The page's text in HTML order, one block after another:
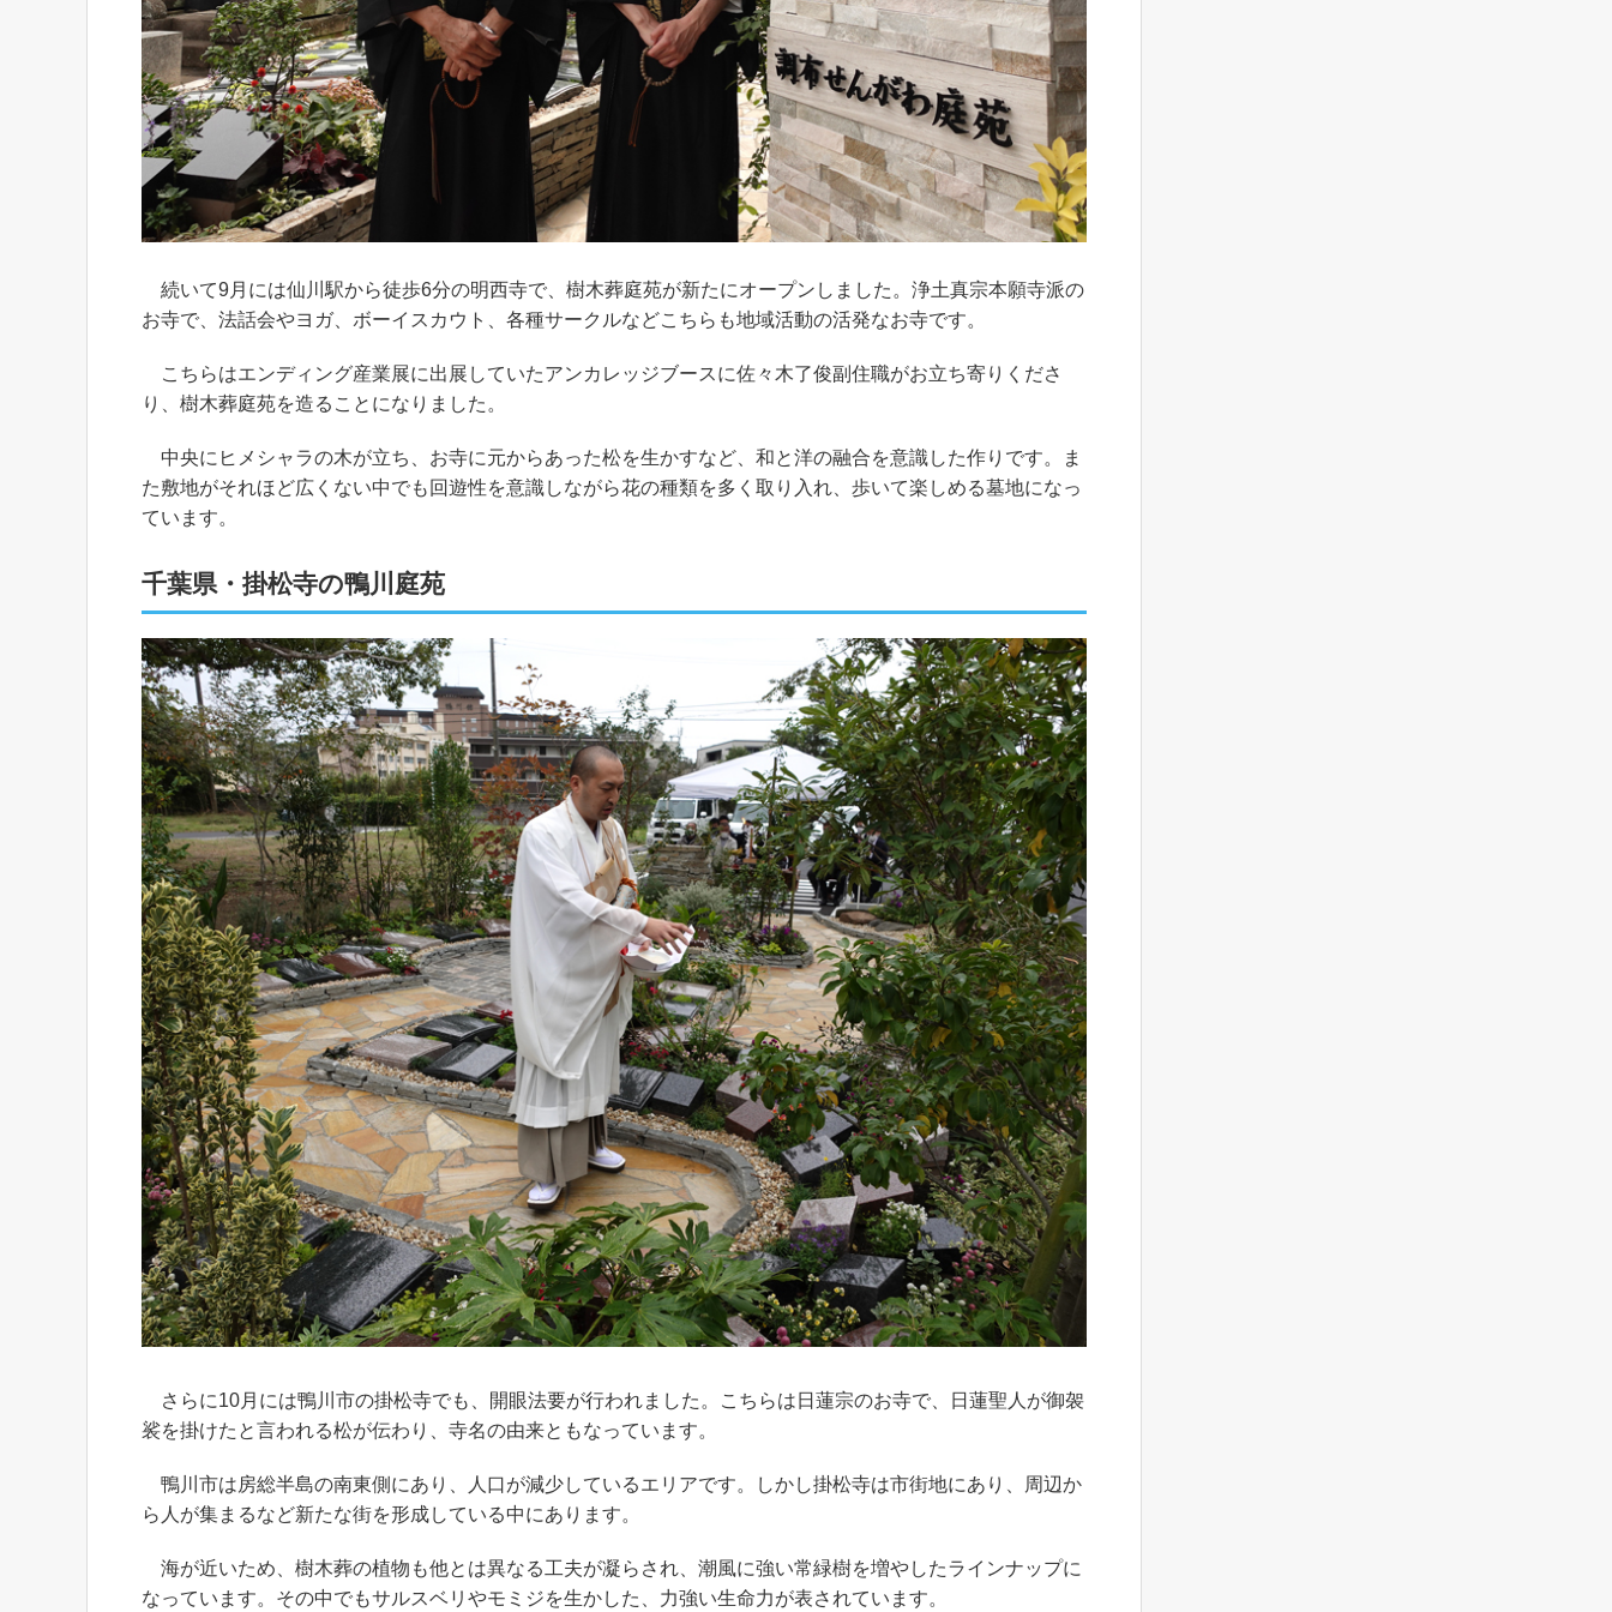
続いて9月には仙川駅から徒歩6分の明西寺で、樹木葬庭苑が新たにオープンしました。浄土真宗本願寺派の
お寺で、法話会やヨガ、ボーイスカウト、各種サークルなどこちらも地域活動の活発なお寺です。
こちらはエンディング産業展に出展していたアンカレッジブースに佐々木了俊副住職がお立ち寄りくださ
り、樹木葬庭苑を造ることになりました。
中央にヒメシャラの木が立ち、お寺に元からあった松を生かすなど、和と洋の融合を意識した作りです。ま
た敷地がそれほど広くない中でも回遊性を意識しながら花の種類を多く取り入れ、歩いて楽しめる墓地になっ
ています。
千葉県・掛松寺の鴨川庭苑
さらに10月には鴨川市の掛松寺でも、開眼法要が行われました。こちらは日蓮宗のお寺で、日蓮聖人が御袈
裟を掛けたと言われる松が伝わり、寺名の由来ともなっています。
鴨川市は房総半島の南東側にあり、人口が減少しているエリアです。しかし掛松寺は市街地にあり、周辺か
ら人が集まるなど新たな街を形成している中にあります。
海が近いため、樹木葬の植物も他とは異なる工夫が凝らされ、潮風に強い常緑樹を増やしたラインナップに
なっています。その中でもサルスベリやモミジを生かした、力強い生命力が表されています。